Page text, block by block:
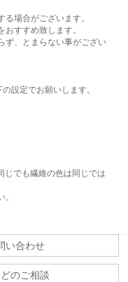
る場合がございます。
おすすめ致します。
ず、とまらない事がござい
設定でお願いします。
じでも繊維の色は同じでは
い合わせ
のご相談